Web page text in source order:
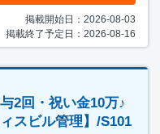
掲載開始日：2026-08-03
掲載終了予定日：2026-08-16
2回・祝い金10万♪
スビル管理】/S101